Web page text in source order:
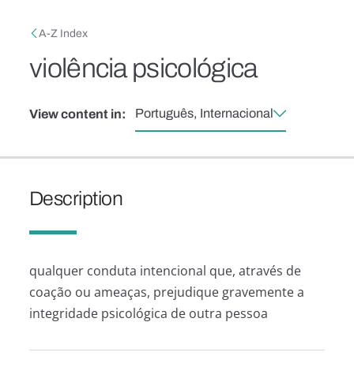
Breadcrumb
A-Z Index
violência psicológica
View content in: Português, Internacional
Description
qualquer conduta intencional que, através de
coação ou ameaças, prejudique gravemente a
integridade psicológica de outra pessoa